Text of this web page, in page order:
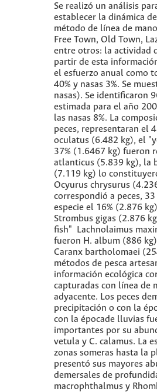
Se realizó un análisis
establecer la dinámica
método de línea de
Free Town, Old Town,
entre otros: la actividad
partir de esta
el esfuerzo anual como
40% y nasas 3%. Se
nasas). Se identificaron
estimada para el año
las nasas 8%. La
peces, representaran el
oculatus (6.482 kg), el
37% (1.6467 kg) fueron
atlanticus (5.839 kg), la
(7.119 kg) lo
Ocyurus chrysurus
correspondió a peces,
especie el 16% (2.876
Strombus gigas (2.876
fish" Lachnolaimus
fueron H. album (886
Caranx bartholomaei
métodos de pesca
información ecológica
capturadas con línea de
adyacente. Los peces
precipitación o con la
con la épocade lluvias
importantes por su
vetula y C. calamus. La
zonas someras hasta la
presentó sus mayores
demersales de
macrophthalmus y